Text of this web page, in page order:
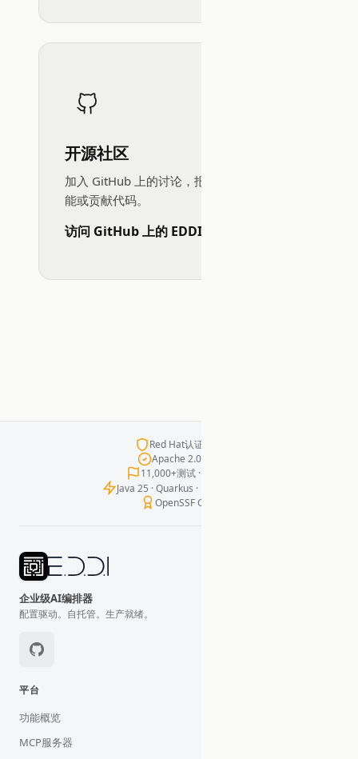
开源社区
加入 GitHub 上的讨论，报告问题、请求功
能或贡献代码。
访问 GitHub 上的 EDDI →
Red Hat认证容器
Apache 2.0许可
11,000+测试 · 零失败
Java 25 · Quarkus · LangChain4j
OpenSSF Gold
企业级AI编排器
配置驱动。自托管。生产就绪。
平台
功能概览
MCP服务器